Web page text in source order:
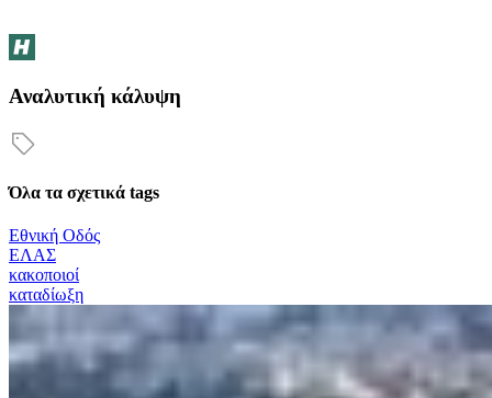
Αναλυτική κάλυψη
Όλα τα σχετικά tags
Εθνική Οδός
ΕΛΑΣ
κακοποιοί
καταδίωξη